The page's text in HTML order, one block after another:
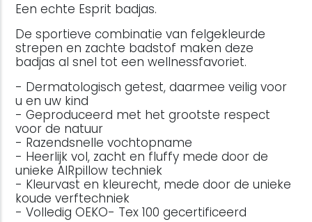
Een echte Esprit badjas.
De sportieve combinatie van felgekleurde
strepen en zachte badstof maken deze
badjas al snel tot een wellnessfavoriet.
- Dermatologisch getest, daarmee veilig voor
u en uw kind
- Geproduceerd met het grootste respect
voor de natuur
- Razendsnelle vochtopname
- Heerlijk vol, zacht en fluffy mede door de
unieke AIRpillow techniek
- Kleurvast en kleurecht, mede door de unieke
koude verftechniek
- Volledig OEKO- Tex 100 gecertificeerd